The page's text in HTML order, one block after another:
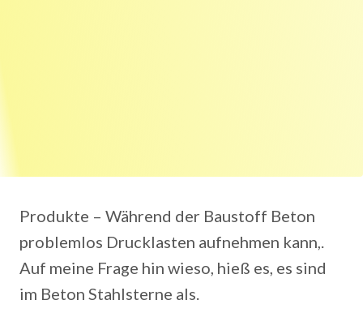
Produkte – Während der Baustoff Beton
problemlos Drucklasten aufnehmen kann,.
Auf meine Frage hin wieso, hieß es, es sind
im Beton Stahlsterne als.